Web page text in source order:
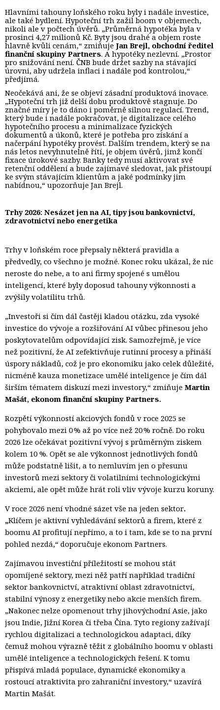
Hlavními tahouny loňského roku byly i nadále investice,
ale také bydlení. Hypoteční trh zažil boom v objemech,
nikoli ale v počtech úvěrů. „Průměrná hypotéka byla v
prosinci 4,27 milionů Kč. Byty jsou drahé a objem roste
hlavně kvůli cenám,“ zmiňuje Jan Brejl, obchodní ředitel
finanční skupiny Partners. A hypotéky nezlevní. „Prostor
pro snižování není. ČNB bude držet sazby na stávající
úrovni, aby udržela inflaci i nadále pod kontrolou,“
předjímá.
Neočekává ani, že se objeví zásadní produktová inovace.
„Hypoteční trh již delší dobu produktově stagnuje. Do
značné míry je to dáno i poměrně silnou regulací. Trend,
který bude i nadále pokračovat, je digitalizace celého
hypotečního procesu a minimalizace fyzických
dokumentů a úkonů, které je potřeba pro získání a
načerpání hypotéky provést. Dalším trendem, který se na
nás letos nevyhnutelně řítí, je objem úvěrů, jimž končí
fixace úrokové sazby. Banky tedy musí aktivovat své
retenční oddělení a bude zajímavé sledovat, jak přistoupí
ke svým stávajícím klientům a jaké podmínky jim
nabídnou,“ upozorňuje Jan Brejl.
Trhy 2026: Nesázet jen na AI, tipy jsou bankovnictví,
zdravotnictví nebo energetika
Trhy v loňském roce přepsaly některá pravidla a
předvedly, co všechno je možné. Konec roku ukázal, že nic
neroste do nebe, a to ani firmy spojené s umělou
inteligencí, které byly doposud tahouny výkonnosti a
zvýšily volatilitu trhů.
„Investoři si čím dál častěji kladou otázku, zda vysoké
investice do vývoje a rozšiřování AI vůbec přinesou jeho
poskytovatelům odpovídající zisk. Samozřejmě, je více
než pozitivní, že AI zefektivňuje rutinní procesy a přináší
úspory nákladů, což je pro ekonomiku jako celek důležité,
nicméně kauza monetizace umělé inteligence je čím dál
širším tématem diskuzí mezi investory,“ zmiňuje Martin
Mašát, ekonom finanční skupiny Partners.
Rozpětí výkonností akciových fondů v roce 2025 se
pohybovalo mezi 0% až po více než 20% ročně. Do roku
2026 lze očekávat pozitivní vývoj s průměrným ziskem
kolem 10 %. Opět se ale výkonnost jednotlivých fondů
může podstatně lišit, a to nemluvím jen o přesunu
investorů mezi sektory či volatilními technologickými
akciemi, ale opět může hrát roli vliv vývoje kurzu koruny.
V roce 2026 není vhodné sázet vše na jeden sektor.
„Klíčem je aktivní vyhledávání sektorů a firem, které z
boomu AI profitují nepřímo, a to i tam, kde se to na první
pohled nezdá,“ doporučuje ekonom Partners.
Zajímavou investiční příležitostí se mohou stát
opomíjené sektory, mezi něž patří například tradiční
sektor bankovnictví, atraktivní oblast zdravotnictví,
stabilní výnosy z energetiky nebo akcie menších firem.
„Nakonec nelze opomenout trhy jihovýchodní Asie, jako
jsou Indie, Jižní Korea či třeba Čína. Tyto regiony zažívají
rychlou digitalizaci a technologickou adaptaci, díky
čemuž mohou výrazně těžit z globálního boomu v oblasti
umělé inteligence a technologických řešení. K tomu
přispívá mladá populace, dynamické ekonomiky a
rostoucí atraktivita pro zahraniční investory,“ uzavírá
Martin Mašát.